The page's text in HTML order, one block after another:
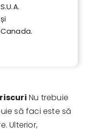
S.U.A.
și
Canada.
Nu trebuie
să faci este să
Ulterior,